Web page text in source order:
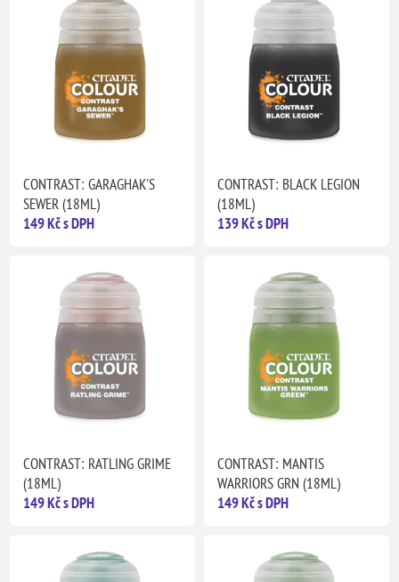
CONTRAST: GARAGHAK'S
SEWER (18ML)
149 Kč s DPH
CONTRAST: BLACK LEGION
(18ML)
139 Kč s DPH
CONTRAST: RATLING GRIME
(18ML)
149 Kč s DPH
CONTRAST: MANTIS
WARRIORS GRN (18ML)
149 Kč s DPH